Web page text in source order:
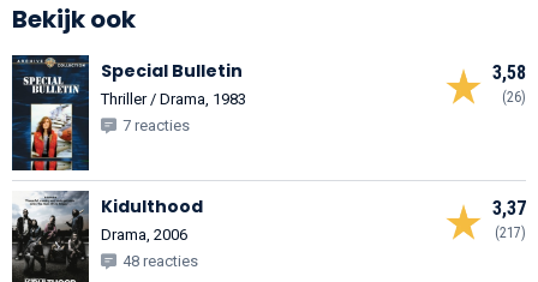
Bekijk ook
3,58
(26)
Special Bulletin
Thriller / Drama, 1983
7 reacties
3,37
(217)
Kidulthood
Drama, 2006
48 reacties